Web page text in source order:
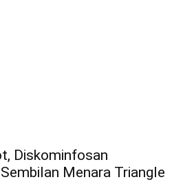
Diskominfosan
Menara Triangle